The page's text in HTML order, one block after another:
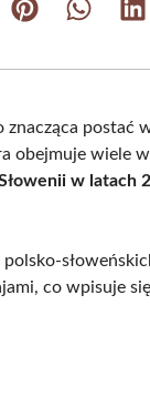
Share Share
znacząca postać
obejmuje wiele
w latach
co wpisuje